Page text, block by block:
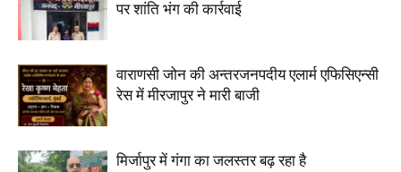
पर शांति भंग की कार्रवाई
वाराणसी जोन की अन्तरजनपदीय एलार्म एफिसिएन्सी
रेस में मीरजापुर ने मारी बाजी
मिर्जापुर में गंगा का जलस्तर बढ़ रहा है